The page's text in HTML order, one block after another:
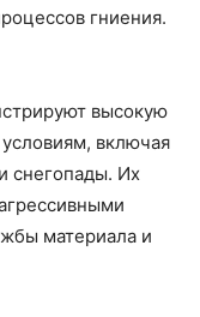
гниения.
высокую
включая
снегопады. Их
материала и